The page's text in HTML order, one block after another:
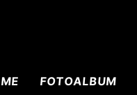
FOTOALBUM